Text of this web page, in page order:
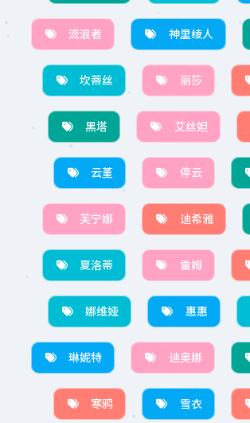
流浪者 神里绫人
坎蒂丝 丽莎
黑塔 艾丝妲
云堇 停云
芙宁娜 迪希雅
夏洛蒂 雷姆
娜维娅 惠惠
琳妮特 迪奥娜
寒鸦 雪衣